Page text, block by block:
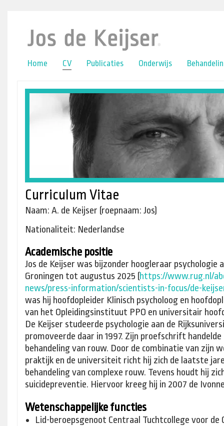
Home CV Publicaties Onderwijs
Curriculum Vitae
Naam: A. de Keijser (roepnaam: Jos)
Nationaliteit: Nederlandse
Academische positie
Jos de Keijser was bijzonder hoogleraar psychologie
Groningen tot augustus 2025 (https://www.rug.nl/
news/press-information/scientists-in-focus/de-
was hij hoofdopleider Klinisch psycholoog en
van het Opleidingsinstituut PPO en universitair
De Keijser studeerde psychologie aan de
promoveerde daar in 1997. Zijn proefschrift
behandeling van rouw. Door de combinatie van zijn
praktijk en de universiteit richt hij zich de laatste
behandeling van complexe rouw. Tevens houdt hij
suicidepreventie. Hiervoor kreeg hij in 2007 de
Wetenschappelijke functies
Lid-beroepsgenoot Centraal Tuchtcollege voor de